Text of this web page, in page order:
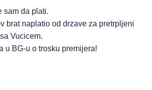
sam da plati.
brat naplatio od drzave za pretrpljeni
Vucicem.
u BG-u o trosku premijera!